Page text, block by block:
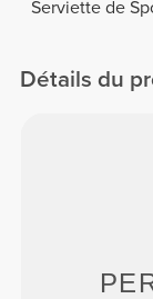
Serviette de
Détails du